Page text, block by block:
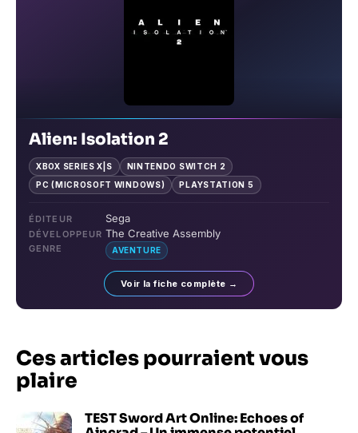
Alien: Isolation 2
XBOX SERIES X|S
NINTENDO SWITCH 2
PC (MICROSOFT WINDOWS)
PLAYSTATION 5
ÉDITEUR Sega
DÉVELOPPEUR The Creative Assembly
GENRE AVENTURE
Voir la fiche complète →
Ces articles pourraient vous
plaire
TEST Sword Art Online: Echoes of